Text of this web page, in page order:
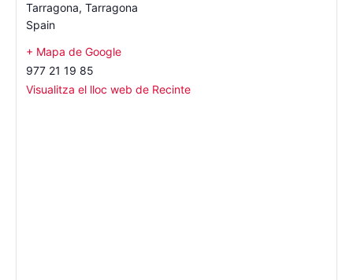
Tarragona, Tarragona
Spain
+ Mapa de Google
977 21 19 85
Visualitza el lloc web de Recinte